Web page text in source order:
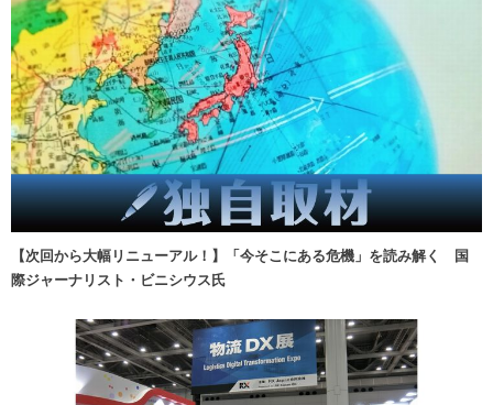
【次回から大幅リニューアル！】「今そこにある危機」を読み解く 国
際ジャーナリスト・ビニシウス氏